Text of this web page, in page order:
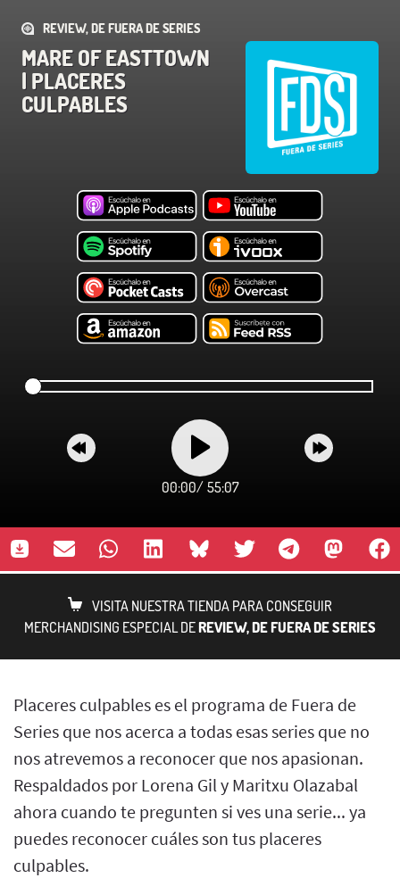
REVIEW, DE FUERA DE SERIES
MARE OF EASTTOWN
| PLACERES
CULPABLES
00:00/ 55:07
VISITA NUESTRA TIENDA PARA CONSEGUIR
MERCHANDISING ESPECIAL DEREVIEW, DE FUERA DE SERIES
Placeres culpables es el programa de Fuera de
Series que nos acerca a todas esas series que no
nos atrevemos a reconocer que nos apasionan.
Respaldados por Lorena Gil y Maritxu Olazabal
ahora cuando te pregunten si ves una serie... ya
puedes reconocer cuáles son tus placeres
culpables.